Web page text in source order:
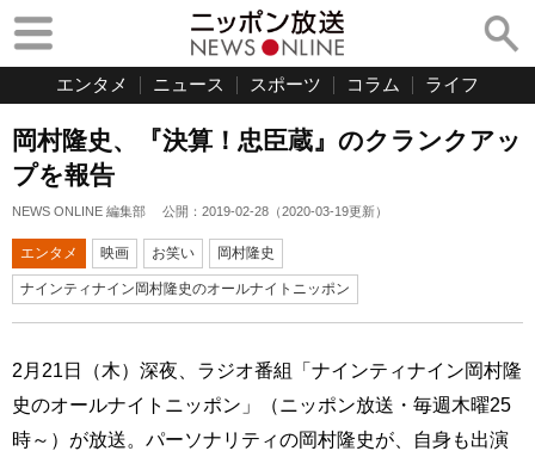
エンタメ ニュース スポーツ コラム ライフ
岡村隆史、『決算！忠臣蔵』のクランクアッ
プを報告
NEWS ONLINE 編集部 公開： 2019-02-28 （2020-03-19更新）
エンタメ 映画 お笑い 岡村隆史
ナインティナイン岡村隆史のオールナイトニッポン
2月21日（木）深夜、ラジオ番組「ナインティナイン岡村隆
史のオールナイトニッポン」（ニッポン放送・毎週木曜25
時～）が放送。パーソナリティの岡村隆史が、自身も出演